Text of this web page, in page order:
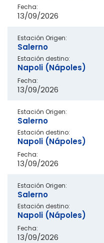
Fecha:
13/09/2026
Estación Origen:
Salerno
Estación destino:
Napoli (Nápoles)
Fecha:
13/09/2026
Estación Origen:
Salerno
Estación destino:
Napoli (Nápoles)
Fecha:
13/09/2026
Estación Origen:
Salerno
Estación destino:
Napoli (Nápoles)
Fecha:
13/09/2026